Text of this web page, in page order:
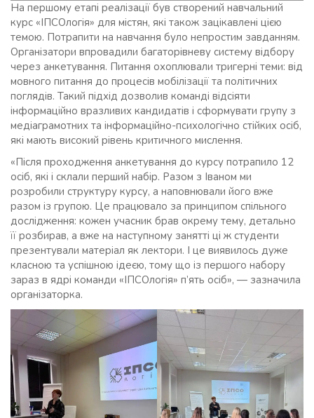
На першому етапі реалізації був створений навчальний
курс «ІПСОлогія» для містян, які також зацікавлені цією
темою. Потрапити на навчання було непростим завданням.
Організатори впровадили багаторівневу систему відбору
через анкетування. Питання охоплювали тригерні теми: від
мовного питання до процесів мобілізації та політичних
поглядів. Такий підхід дозволив команді відсіяти
інформаційно вразливих кандидатів і сформувати групу з
медіаграмотних та інформаційно-психологічно стійких осіб,
які мають високий рівень критичного мислення.
«Після проходження анкетування до курсу потрапило 12
осіб, які і склали перший набір. Разом з Іваном ми
розробили структуру курсу, а наповнювали його вже
разом із групою. Це працювало за принципом спільного
дослідження: кожен учасник брав окрему тему, детально
її розбирав, а вже на наступному занятті ці ж студенти
презентували матеріал як лектори. І це виявилось дуже
класною та успішною ідеєю, тому що із першого набору
зараз в ядрі команди «ІПСОлогія» п’ять осіб», — зазначила
організаторка.